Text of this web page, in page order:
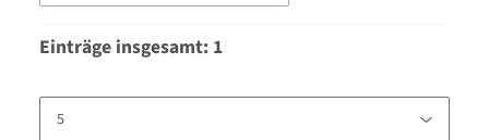
Einträge insgesamt: 1